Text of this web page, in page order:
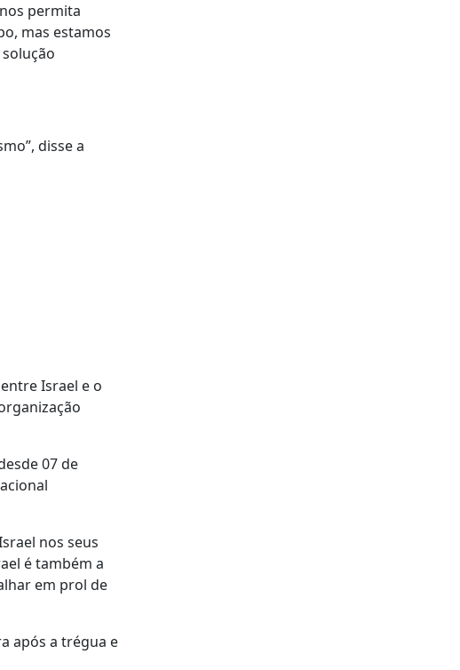
permita
mas estamos
disse a
Israel e o
07 de
nos seus
é também a
em prol de
após a trégua e